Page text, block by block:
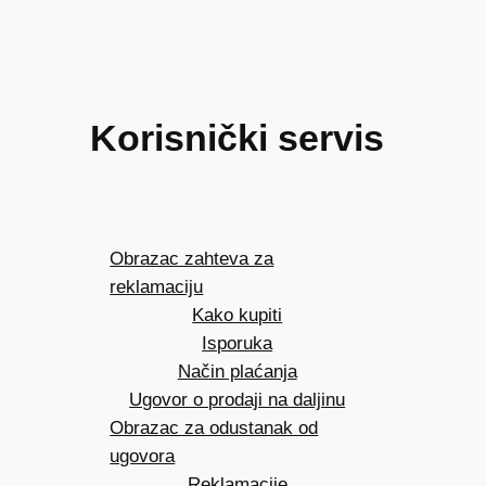
Korisnički servis
Obrazac zahteva za
reklamaciju
Kako kupiti
Isporuka
Način plaćanja
Ugovor o prodaji na daljinu
Obrazac za odustanak od
ugovora